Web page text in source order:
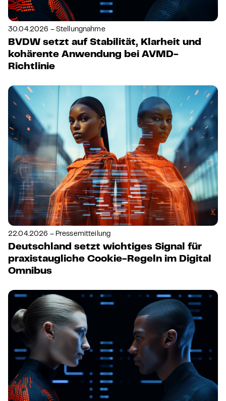
30.04.2026 – Stellungnahme
BVDW setzt auf Stabilität, Klarheit und
kohärente Anwendung bei AVMD-
Richtlinie
22.04.2026 – Pressemitteilung
Deutschland setzt wichtiges Signal für
praxistaugliche Cookie-Regeln im Digital
Omnibus